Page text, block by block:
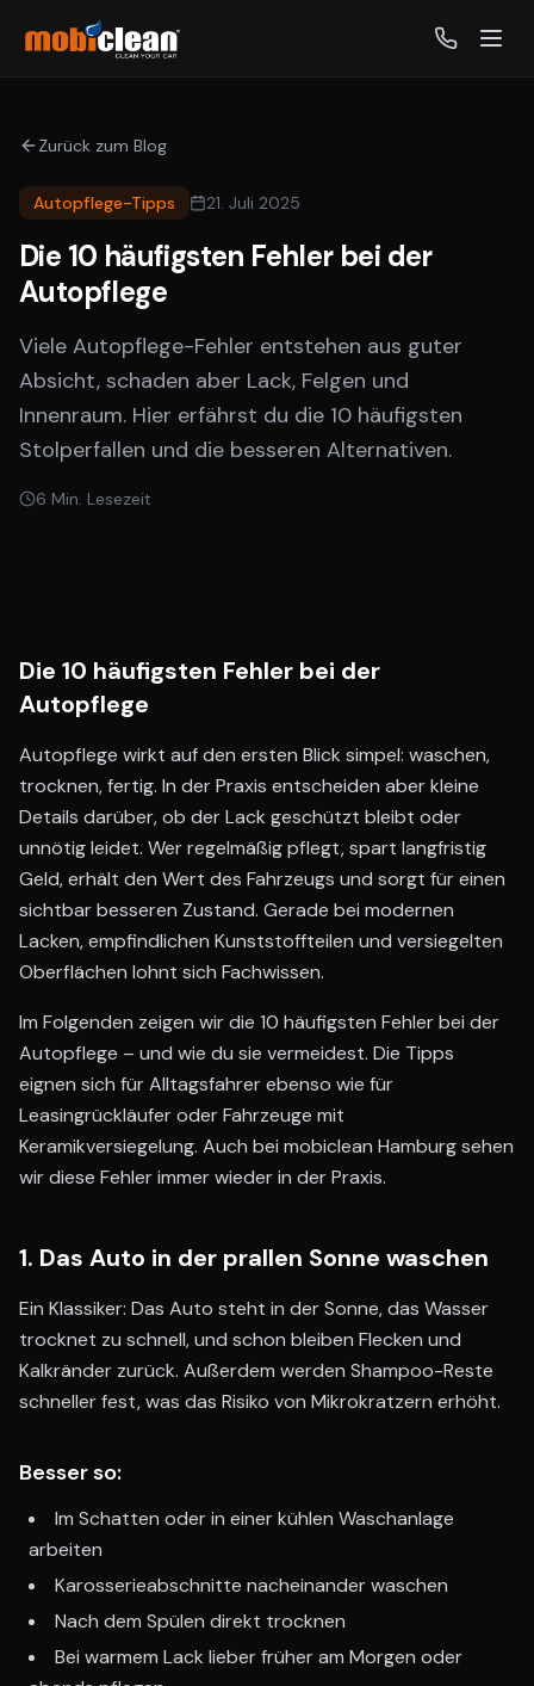
Zurück zum Blog
Autopflege-Tipps 21. Juli 2025
Die 10 häufigsten Fehler bei der
Autopflege
Viele Autopflege-Fehler entstehen aus guter
Absicht, schaden aber Lack, Felgen und
Innenraum. Hier erfährst du die 10 häufigsten
Stolperfallen und die besseren Alternativen.
6 Min. Lesezeit
Die 10 häufigsten Fehler bei der
Autopflege
Autopflege wirkt auf den ersten Blick simpel: waschen,
trocknen, fertig. In der Praxis entscheiden aber kleine
Details darüber, ob der Lack geschützt bleibt oder
unnötig leidet. Wer regelmäßig pflegt, spart langfristig
Geld, erhält den Wert des Fahrzeugs und sorgt für einen
sichtbar besseren Zustand. Gerade bei modernen
Lacken, empfindlichen Kunststoffteilen und versiegelten
Oberflächen lohnt sich Fachwissen.
Im Folgenden zeigen wir die 10 häufigsten Fehler bei der
Autopflege – und wie du sie vermeidest. Die Tipps
eignen sich für Alltagsfahrer ebenso wie für
Leasingrückläufer oder Fahrzeuge mit
Keramikversiegelung. Auch bei mobiclean Hamburg sehen
wir diese Fehler immer wieder in der Praxis.
1. Das Auto in der prallen Sonne waschen
Ein Klassiker: Das Auto steht in der Sonne, das Wasser
trocknet zu schnell, und schon bleiben Flecken und
Kalkränder zurück. Außerdem werden Shampoo-Reste
schneller fest, was das Risiko von Mikrokratzern erhöht.
Besser so:
Im Schatten oder in einer kühlen Waschanlage
arbeiten
Karosserieabschnitte nacheinander waschen
Nach dem Spülen direkt trocknen
Bei warmem Lack lieber früher am Morgen oder